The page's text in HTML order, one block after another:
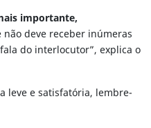
importante,
não deve receber inúmeras
do interlocutor”, explica o
leve e satisfatória, lembre-